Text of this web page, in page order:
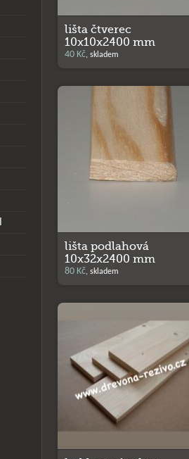
lišta čtverec
10x10x2400 mm
40 Kč, skladem
lišta podlahová
10x32x2400 mm
80 Kč, skladem